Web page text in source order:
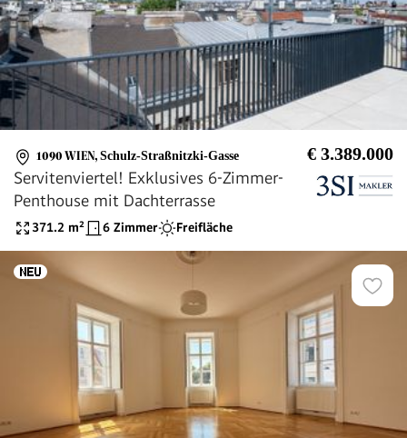
1090 WIEN, Schulz-Straßnitzki-Gasse € 3.389.000
Servitenviertel! Exklusives 6-Zimmer-
Penthouse mit Dachterrasse
371.2 m² 6 Zimmer Freifläche